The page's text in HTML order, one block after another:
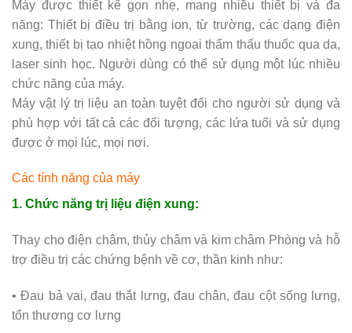
Máy được thiết kế gọn nhẹ, mang nhiều thiết bị và đa
năng: Thiết bị điều trị bằng ion, từ trường, các dạng điện
xung, thiết bị tạo nhiệt hồng ngoại thẩm thấu thuốc qua da,
laser sinh học. Người dùng có thể sử dụng một lúc nhiều
chức năng của máy.
Máy vật lý trị liệu an toàn tuyệt đối cho người sử dụng và
phù hợp với tất cả các đối tượng, các lứa tuổi và sử dụng
được ở mọi lúc, mọi nơi.
Các tính năng của máy
1. Chức năng trị liệu điện xung:
Thay cho điện châm, thủy châm và kim châm Phòng và hỗ
trợ điều trị các chứng bệnh về cơ, thần kinh như:
• Đau bả vai, đau thắt lưng, đau chân, đau cột sống lưng,
tổn thương cơ lưng